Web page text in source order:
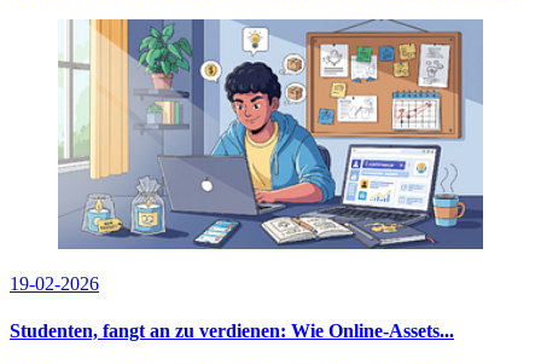
19-02-2026
Studenten, fangt an zu verdienen: Wie Online-Assets...